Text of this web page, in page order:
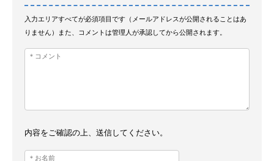
入力エリアすべてが必須項目です（メールアドレスが公開されることはあ
りません）また、コメントは管理人が承認してから公開されます。
内容をご確認の上、送信してください。